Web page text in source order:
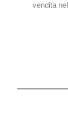
vendita